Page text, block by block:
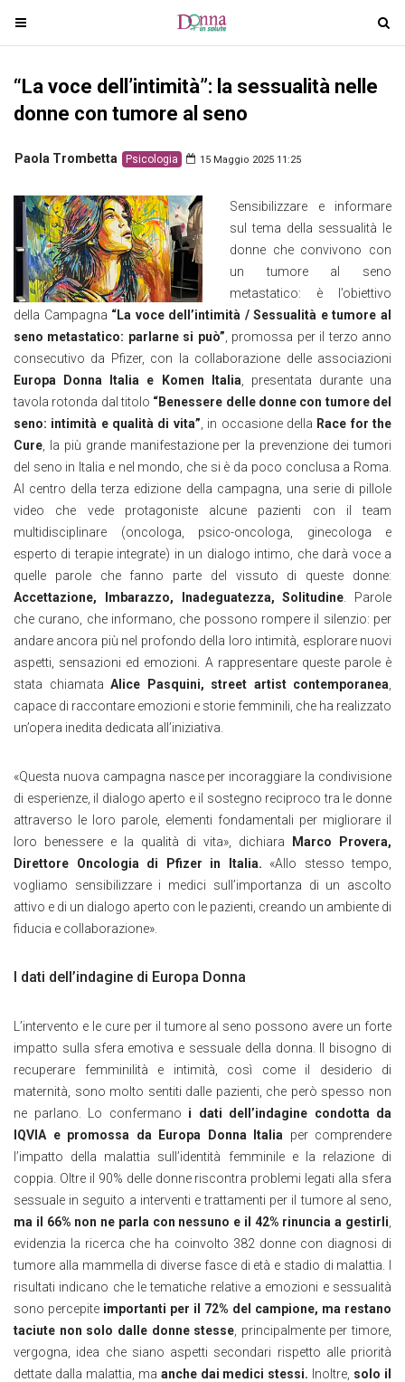
T
o
g
l
n
v
i
T
o
“La voce dell’intimità”: la sessualità nelle
donne con tumore al seno
Paola Trombetta Psicologia 15 Maggio 2025 11:25
Sensibilizzare e informare
sul tema della sessualità le
donne che convivono con
un tumore al seno
metastatico: è l’obiettivo
della Campagna “La voce dell’intimità / Sessualità e tumore al
seno metastatico: parlarne si può” , promossa per il terzo anno
consecutivo da Pfizer, con la collaborazione delle associazioni
Europa Donna Italia e Komen Italia , presentata durante una
tavola rotonda dal titolo “Benessere delle donne con tumore del
seno: intimità e qualità di vita” , in occasione della Race for the
Cure , la più grande manifestazione per la prevenzione dei tumori
del seno in Italia e nel mondo, che si è da poco conclusa a Roma.
Al centro della terza edizione della campagna, una serie di pillole
video che vede protagoniste alcune pazienti con il team
multidisciplinare (oncologa, psico-oncologa, ginecologa e
esperto di terapie integrate) in un dialogo intimo, che darà voce a
quelle parole che fanno parte del vissuto di queste donne:
Accettazione, Imbarazzo, Inadeguatezza, Solitudine . Parole
che curano, che informano, che possono rompere il silenzio: per
andare ancora più nel profondo della loro intimità, esplorare nuovi
aspetti, sensazioni ed emozioni. A rappresentare queste parole è
stata chiamata Alice Pasquini, street artist contemporanea
capace di raccontare emozioni e storie femminili, che ha realizzato
un’opera inedita dedicata all’iniziativa.
«Questa nuova campagna nasce per incoraggiare la condivisione
di esperienze, il dialogo aperto e il sostegno reciproco tra le donne
attraverso le loro parole, elementi fondamentali per migliorare il
loro benessere e la qualità di vita», dichiara
Marco Provera,
Direttore Oncologia di Pfizer in Italia. «Allo stesso tempo,
vogliamo sensibilizzare i medici sull’importanza di un ascolto
attivo e di un dialogo aperto con le pazienti, creando un ambiente di
fiducia e collaborazione».
I dati dell’indagine di Europa Donna
L’intervento e le cure per il tumore al seno possono avere un forte
impatto sulla sfera emotiva e sessuale della donna. Il bisogno di
recuperare femminilità e intimità, così come il desiderio di
maternità, sono molto sentiti dalle pazienti, che però spesso non
ne parlano. Lo confermano i dati dell’indagine condotta da
IQVIA e promossa da Europa Donna Italia per comprendere
l’impatto della malattia sull’identità femminile e la relazione di
coppia. Oltre il 90% delle donne riscontra problemi legati alla sfera
sessuale in seguito a interventi e trattamenti per il tumore al seno,
ma il 66% non ne parla con nessuno e il 42% rinuncia a gestirli
evidenzia la ricerca che ha coinvolto 382 donne con diagnosi di
tumore alla mammella di diverse fasce di età e stadio di malattia. I
risultati indicano che le tematiche relative a emozioni e sessualità
sono percepite importanti per il 72% del campione, ma restano
taciute non solo dalle donne stesse , principalmente per timore,
vergogna, idea che siano aspetti secondari rispetto alle priorità
dettate dalla malattia, ma anche dai medici stessi. Inoltre, solo il